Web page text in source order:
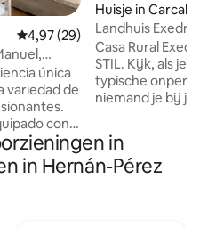
Gemiddelde beoordeling van
4,97 (29)
única
variedad de
con
y al
Huisje in
Landhuis Exedra 3* Kom en
Extremadura
​Casa Rural
STIL. ​Kijk, als je op zoek bent naar het
typische
niemand je bij je
is iets anders.
echt willen
ademen en zich
in
in Hernán-Pérez